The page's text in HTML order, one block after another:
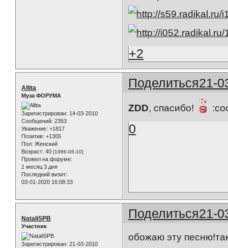
+2
Поделиться21-
Allita
Муза ФОРУМА
Зарегистрирован: 14-03-2010
Сообщений: 2353
Уважение: +1817
Позитив: +1305
Пол: Женский
Возраст: 40 [1986-06-10]
Провел на форуме:
1 месяц 3 дня
Последний визит:
03-01-2020 16:08:33
ZDD, спасибо!
0
Поделиться21-
NataliSPB
Участник
Зарегистрирован: 21-03-2010
обожаю эту